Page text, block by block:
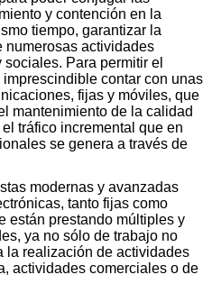
y contención en la
tiempo, garantizar la
numerosas actividades
Para permitir el
contar con unas
fijas y móviles, que
mantenimiento de la calidad
tráfico incremental que en
se genera a través de
modernas y avanzadas
tanto fijas como
están prestando múltiples y
ya no sólo de trabajo no
la realización de actividades
actividades comerciales o de